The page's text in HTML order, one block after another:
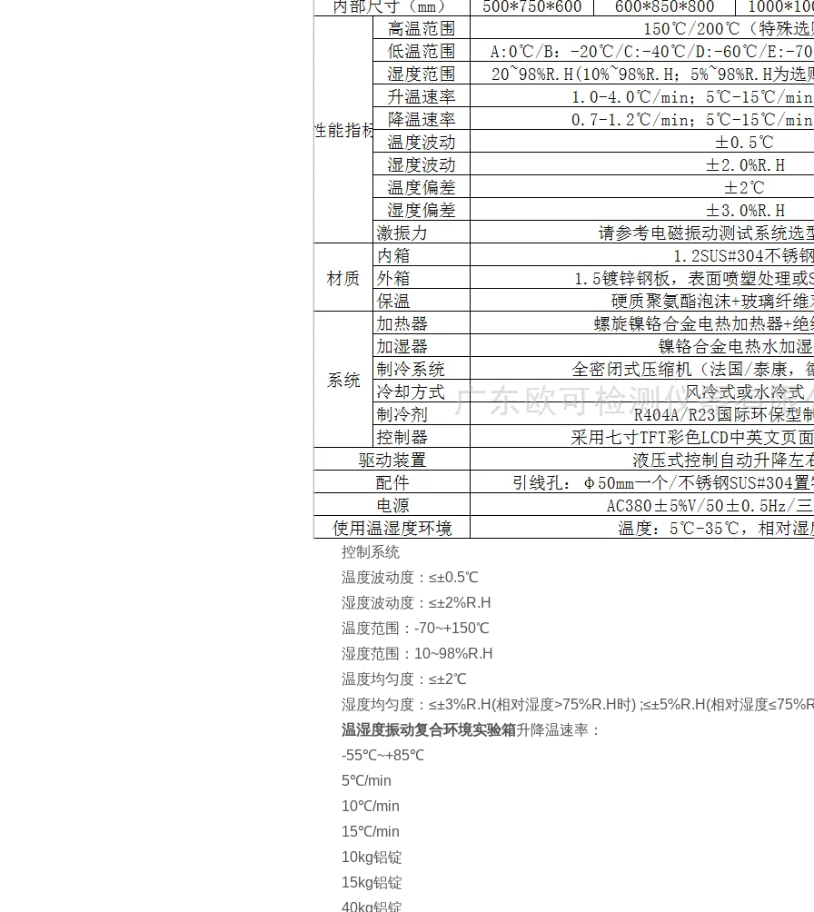
控制系统
温度波动度：≤±0.5℃
湿度波动度：≤±2%R.H
温度范围：-70~+150℃
湿度范围：10~98%R.H
温度均匀度：≤±2℃
湿度均匀度：≤±3%R.H(相对湿度>75%R.H时) ;≤±5%R.H(相对湿度
温湿度振动复合环境实验箱升降温速率：
-55℃~+85℃
5℃/min
10℃/min
15℃/min
10kg铝锭
15kg铝锭
40kg铝锭